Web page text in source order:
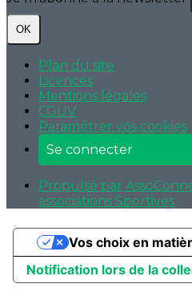
OK
Plan du site
Licences
Mentions légales
CGUV
Paramétrer vos cookies
Se connecter
Propulsé par
associations Sportives
Notification lors de la
Vos choix en